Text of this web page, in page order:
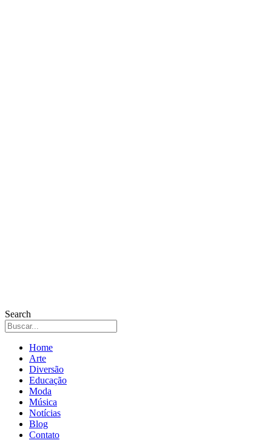
Search
Home
Arte
Diversão
Educação
Moda
Música
Notícias
Blog
Contato